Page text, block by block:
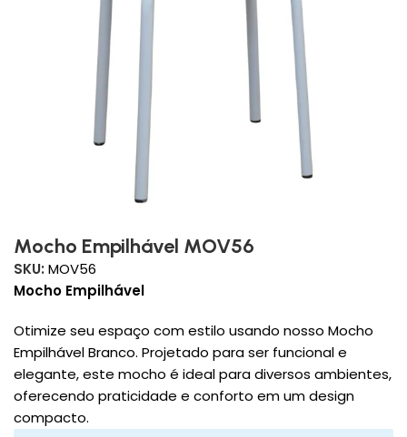
Mocho Empilhável MOV56
SKU:MOV56
Mocho Empilhável
Otimize seu espaço com estilo usando nosso Mocho
Empilhável Branco. Projetado para ser funcional e
elegante, este mocho é ideal para diversos ambientes,
oferecendo praticidade e conforto em um design
compacto.